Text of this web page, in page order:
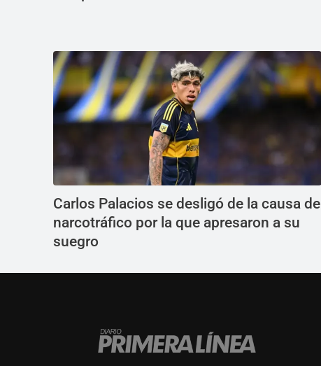
Carlos Palacios se desligó de la causa de
narcotráfico por la que apresaron a su
suegro